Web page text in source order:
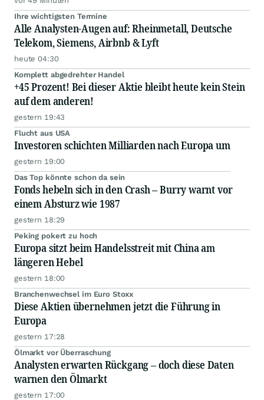
Ihre wichtigsten Termine
Alle Analysten-Augen auf: Rheinmetall, Deutsche
Telekom, Siemens, Airbnb & Lyft
heute 04:30
Komplett abgedrehter Handel
+45 Prozent! Bei dieser Aktie bleibt heute kein Stein
auf dem anderen!
gestern 19:43
Flucht aus USA
Investoren schichten Milliarden nach Europa um
gestern 19:00
Das Top könnte schon da sein
Fonds hebeln sich in den Crash – Burry warnt vor
einem Absturz wie 1987
gestern 18:29
Peking pokert zu hoch
Europa sitzt beim Handelsstreit mit China am
längeren Hebel
gestern 18:00
Branchenwechsel im Euro Stoxx
Diese Aktien übernehmen jetzt die Führung in
Europa
gestern 17:28
Ölmarkt vor Überraschung
Analysten erwarten Rückgang – doch diese Daten
warnen den Ölmarkt
gestern 17:00